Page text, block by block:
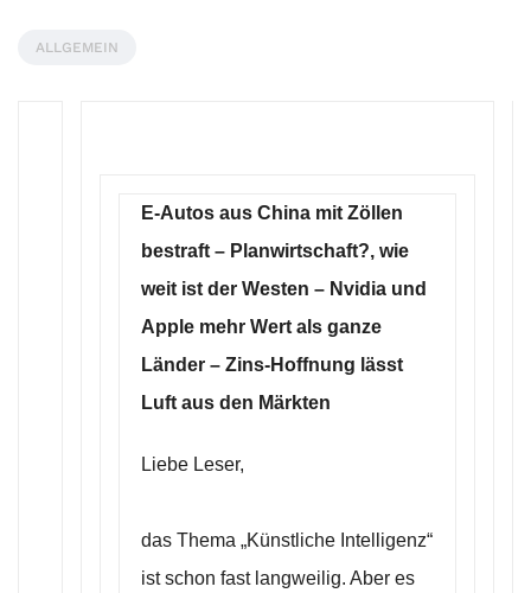
ALLGEMEIN
E-Autos aus China mit Zöllen
bestraft – Planwirtschaft?, wie
weit ist der Westen – Nvidia und
Apple mehr Wert als ganze
Länder – Zins-Hoffnung lässt
Luft aus den Märkten
Liebe Leser,
das Thema „Künstliche Intelligenz“
ist schon fast langweilig. Aber es